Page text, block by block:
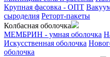
Крупная фасовка - ОПТ
сыроделия Реторт-пакеты
Колбасная оболочка
МЕМБРИН - умная оболочка
Искусственная оболочка
оболочка